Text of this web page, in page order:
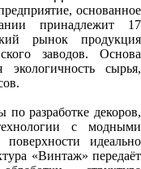
основанное
принадлежит 17
рынок продукция
заводов. Основа
сырья,
разработке декоров,
с модными
идеально
«Винтаж» передаёт